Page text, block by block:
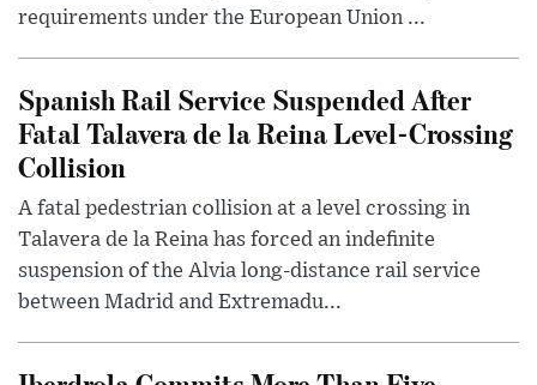
requirements under the European Union ...
Spanish Rail Service Suspended After
Fatal Talavera de la Reina Level-Crossing
Collision
A fatal pedestrian collision at a level crossing in
Talavera de la Reina has forced an indefinite
suspension of the Alvia long-distance rail service
between Madrid and Extremadu...